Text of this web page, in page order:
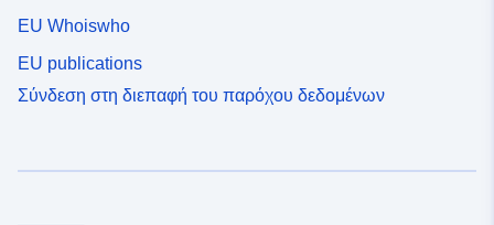
EU Whoiswho
EU publications
Σύνδεση στη διεπαφή του παρόχου δεδομένων